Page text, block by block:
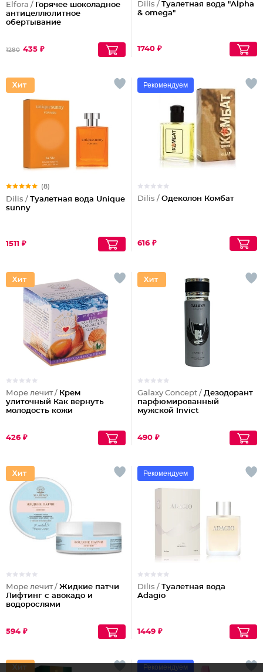
Elfora / Горячее шоколадное
антицеллюлитное
обертывание
1280 435 ₽
Dilis / Туалетная вода "Alpha
& omega"
1740 ₽
(8)
Dilis / Туалетная вода Unique
sunny
1511 ₽
Рекомендуем
Dilis / Одеколон Комбат
616 ₽
Море лечит / Крем
улиточный Как вернуть
молодость кожи
426 ₽
Galaxy Concept / Дезодорант
парфюмированный
мужской Invict
490 ₽
Море лечит / Жидкие патчи
Лифтинг с авокадо и
водорослями
594 ₽
Рекомендуем
Dilis / Туалетная вода
Adagio
1449 ₽
Рекомендуем